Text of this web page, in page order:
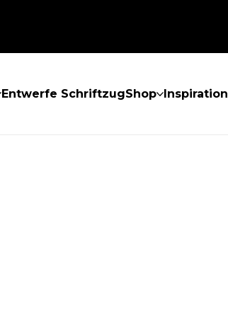
Entwerfe SchriftzugShop Inspiration